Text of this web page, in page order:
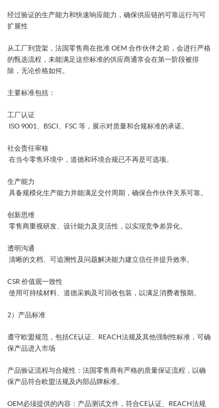
经过验证的生产能力和快速响应能力，确保供应链的可靠运行与可
扩展性
从工厂到货架，法国零售商在批准 OEM 合作伙伴之前，会进行严格
的甄选流程，未能满足这些标准的供应商通常会在第一阶段被排
除，无论价格如何。
主要标准包括：
工厂认证
ISO 9001、BSCI、FSC 等，展示对质量和合规标准的承诺。
社会责任审核
在当今零售环境中，道德和环境合规已不再是可选项。
生产能力
具备规模化生产能力并能满足交付周期，确保合作伙伴关系可靠。
创新思维
零售商重视研发、设计能力及灵活性，以实现竞争差异化。
透明沟通
清晰的文档、可追溯性及问题解决能力建立信任并提升效率。
CSR 价值观一致性
使用可持续材料、道德采购及可回收包装，以满足消费者预期。
2）产品标准
遵守欧盟规范，包括CE认证、REACH法规及其他强制性标准，可确
保产品进入市场
产品验证流程与合规性：法国零售商有严格的质量保证流程，以确
保产品符合欧盟法规及内部品牌标准。
OEM必须提供的内容：产品测试文件，符合CE认证、REACH法规